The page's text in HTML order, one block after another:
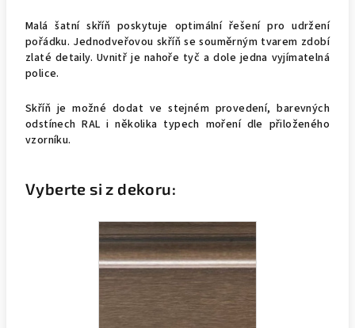
Malá šatní skříň poskytuje optimální řešení pro udržení
pořádku. Jednodveřovou skříň se souměrným tvarem zdobí
zlaté detaily. Uvnitř je nahoře tyč a dole jedna vyjímatelná
police.
Skříň je možné dodat ve stejném provedení, barevných
odstínech RAL i několika typech moření dle přiloženého
vzorníku.
Vyberte si z dekoru: